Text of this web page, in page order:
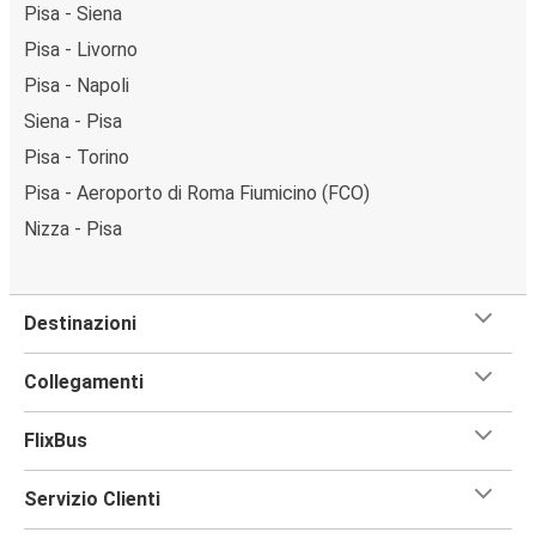
Pisa - Siena
Pisa - Livorno
Pisa - Napoli
Siena - Pisa
Pisa - Torino
Pisa - Aeroporto di Roma Fiumicino (FCO)
Nizza - Pisa
Destinazioni
Collegamenti
FlixBus
Servizio Clienti